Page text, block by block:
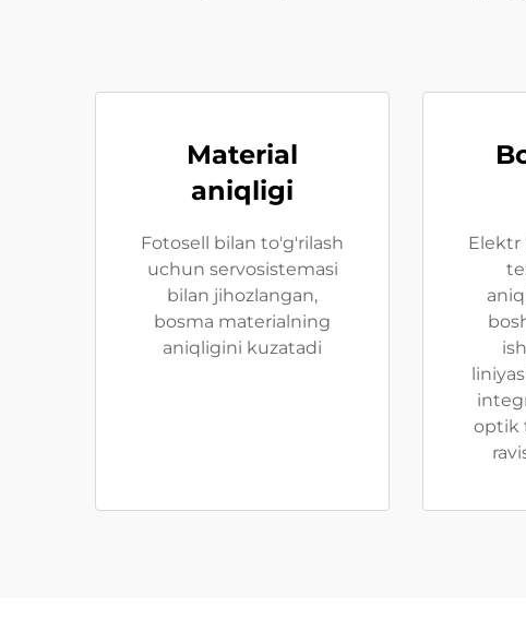
Material
aniqligi
Fotosell bilan to'g'rilash
uchun servosistemasi
bilan jihozlangan,
bosma materialning
aniqligini kuzatadi
Elektr
optik